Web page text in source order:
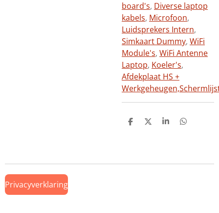
board's, Diverse laptop
kabels, Microfoon,
Luidsprekers Intern,
Simkaart Dummy, WiFi
Module's, WiFi Antenne
Laptop, Koeler's,
Afdekplaat HS +
Werkgeheugen,
D
D
S
D
Privacyverklaring